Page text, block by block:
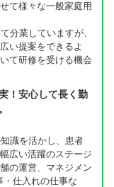
て様々な一般家庭用
分業していますが、
い提案をできるよ
て研修を受ける機会
！安心して長く勤
識を活かし、患者
広い活躍のステージ
の運営、マネジメン
・仕入れの仕事な